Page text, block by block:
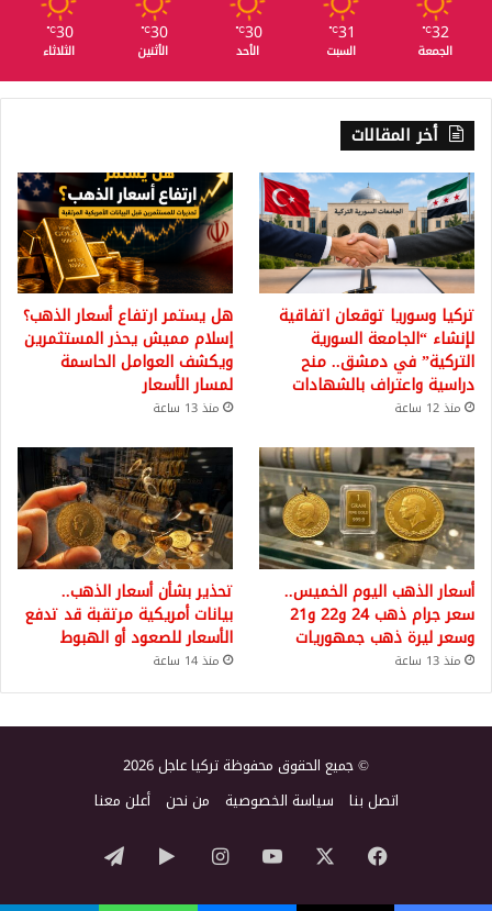
32
℃
الجمعة
31
℃
السبت
30
℃
الأحد
30
℃
الأثنين
30
℃
الثلاثاء
أخر المقالات
تركيا وسوريا توقعان اتفاقية
لإنشاء “الجامعة السورية
التركية” في دمشق.. منح
دراسية واعتراف بالشهادات
منذ 12 ساعة
هل يستمر ارتفاع أسعار الذهب؟
إسلام مميش يحذر المستثمرين
ويكشف العوامل الحاسمة
لمسار الأسعار
منذ 13 ساعة
أسعار الذهب اليوم الخميس..
سعر جرام ذهب 24 و22 و21
وسعر ليرة ذهب جمهوريات
منذ 13 ساعة
تحذير بشأن أسعار الذهب..
بيانات أمريكية مرتقبة قد تدفع
الأسعار للصعود أو الهبوط
منذ 14 ساعة
© جميع الحقوق محفوظة تركيا عاجل 2026
اتصل بنا سياسة الخصوصية من نحن أعلن معنا
فيسبوك ‫YouTubeانستقرام‏Googleتيلقرام